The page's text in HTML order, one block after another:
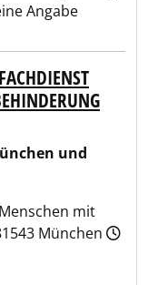
Angabe
und
mit
München